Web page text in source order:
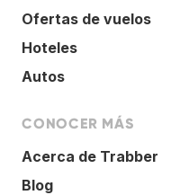
Ofertas de vuelos
Hoteles
Autos
CONOCER MÁS
Acerca de Trabber
Blog